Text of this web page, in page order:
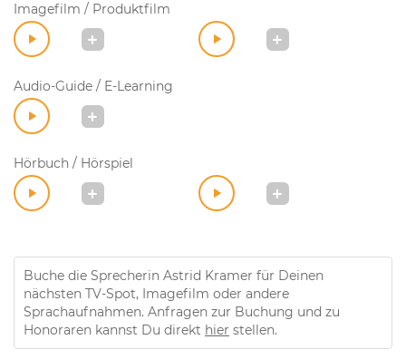
Imagefilm / Produktfilm
Audio-Guide / E-Learning
Hörbuch / Hörspiel
Buche die Sprecherin Astrid Kramer für Deinen
nächsten TV-Spot, Imagefilm oder andere
Sprachaufnahmen. Anfragen zur Buchung und zu
Honoraren kannst Du direkt hier stellen.